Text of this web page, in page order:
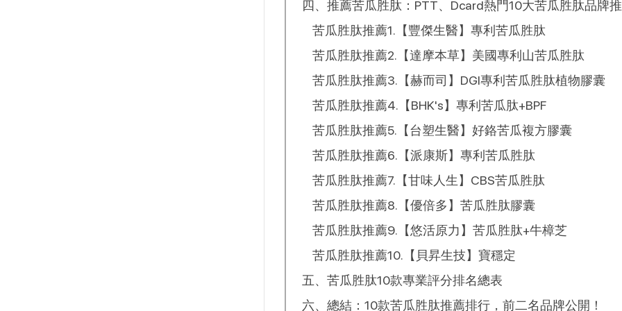
四、推薦苦瓜胜肽：PTT、Dcard熱門10大苦瓜胜肽品牌
苦瓜胜肽推薦1.【豐傑生醫】專利苦瓜胜肽
苦瓜胜肽推薦2.【達摩本草】美國專利山苦瓜胜肽
苦瓜胜肽推薦3.【赫而司】DGI專利苦瓜胜肽植物膠囊
苦瓜胜肽推薦4.【BHK's】專利苦瓜肽+BPF
苦瓜胜肽推薦5.【台塑生醫】好鉻苦瓜複方膠囊
苦瓜胜肽推薦6.【派康斯】專利苦瓜胜肽
苦瓜胜肽推薦7.【甘味人生】CBS苦瓜胜肽
苦瓜胜肽推薦8.【優倍多】苦瓜胜肽膠囊
苦瓜胜肽推薦9.【悠活原力】苦瓜胜肽+牛樟芝
苦瓜胜肽推薦10.【貝昇生技】寶穩定
五、苦瓜胜肽10款專業評分排名總表
六、總結：10款苦瓜胜肽推薦排行，前二名品牌公開！